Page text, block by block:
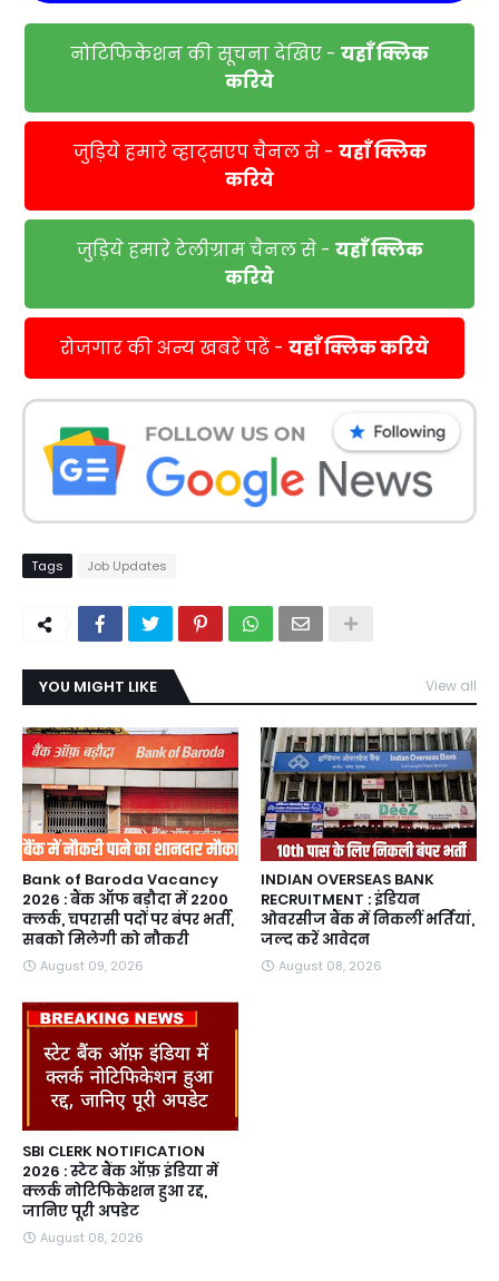
नोटिफिकेशन की सूचना देखिए - यहाँ क्लिक
करिये
जुड़िये हमारे व्हाट्सएप चैनल से - यहाँ क्लिक
करिये
जुड़िये हमारे टेलीग्राम चैनल से - यहाँ क्लिक
करिये
रोजगार की अन्य खबरें पढें - यहाँ क्लिक करिये
Tags Job Updates
YOU MIGHT LIKE View all
Bank of Baroda Vacancy
2026 : बैंक ऑफ बड़ौदा में 2200
क्लर्क, चपरासी पदों पर बंपर भर्ती,
सबको मिलेगी को नौकरी
August 09, 2026
INDIAN OVERSEAS BANK
RECRUITMENT : इंडियन
ओवरसीज बैंक में निकलीं भर्तियां,
जल्द करें आवेदन
August 08, 2026
SBI CLERK NOTIFICATION
2026 : स्टेट बैंक ऑफ़ इंडिया में
क्लर्क नोटिफिकेशन हुआ रद्द,
जानिए पूरी अपडेट
August 08, 2026